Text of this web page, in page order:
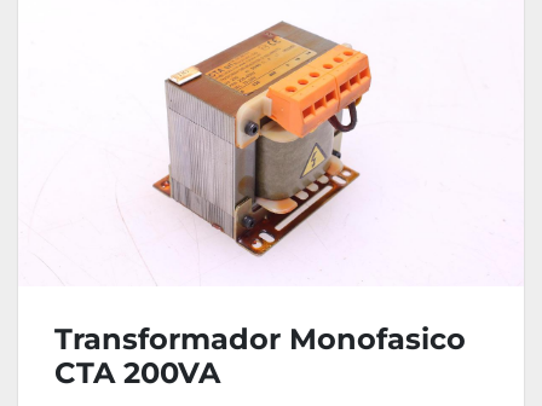
Transformador Monofasico
CTA 200VA